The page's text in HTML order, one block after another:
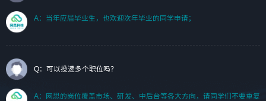
A：当年应届毕业生，也欢迎次年毕业的同学申请；
Q：可以投递多个职位吗？
A：网思的岗位覆盖市场、研发、中后台等各大方向，请同学们不要重复